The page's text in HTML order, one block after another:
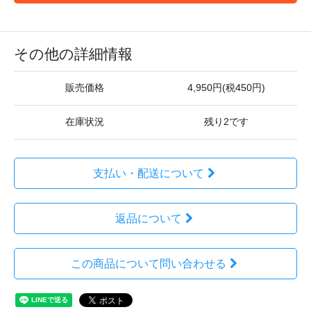
その他の詳細情報
販売価格 4,950円(税450円)
在庫状況 残り2です
支払い・配送について
返品について
この商品について問い合わせる